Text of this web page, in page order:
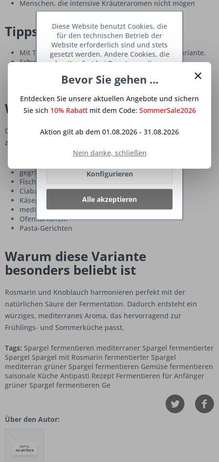
Menschen, die intensive Kräuteraromen nicht mögen
Tipps & Variationen
Mit Thymian entsteht eine noch mediterranere Variante.
Schwarze Oliven passen hervorragend dazu.
Weißer Spargel kann ebenfalls fermentiert werden.
Was passt gut dazu?
Dieser mediterrane fermentierte Spargel passt hervorragend
zu:
gegrilltem Gemüse
Fischgerichten
Ciabatta
Käseplatten
mediterranen Salaten
Ofenkartoffeln
Pasta-Gerichten
Warum diese Variante
besonders beliebt ist
Rosmarin und Knoblauch harmonieren perfekt mit der
natürlichen Säure der Fermentation. Dadurch entsteht ein
würziges, mediterranes Aroma, das hervorragend zur
Frühlings- und Sommerküche passt.
Tags: Spargel fermentieren mediterraner Spargel fermentierter
Spargel Spargel mit Rosmarin fermentierter Spargel
mediterran grüner Spargel fermentieren Gemüse fermentieren
saisonale Küche Antipasti Rezept Fermentieren für Anfänger
grüner Spargel fermentieren Ge
Über den Autor:
×
Bevor Sie gehen ...
Entdecken Sie unsere aktuellen Angebote und sichern
Sie sich 10% Rabattmit dem Code: SommerSale2026
Aktion gilt ab dem 01.08.2026 - 31.08.2026
Nein danke, schließen
Diese Website benutzt Cookies, die
für den technischen Betrieb der
Website erforderlich sind und stets
gesetzt werden. Andere Cookies, die
den Komfort bei Benutzung dieser
dienen oder die Interaktion mit
Netzwerken vereinfachen sollen,
werden nur mit Ihrer Zustimmung
Ablehnen
Konfigurieren
Alle akzeptieren